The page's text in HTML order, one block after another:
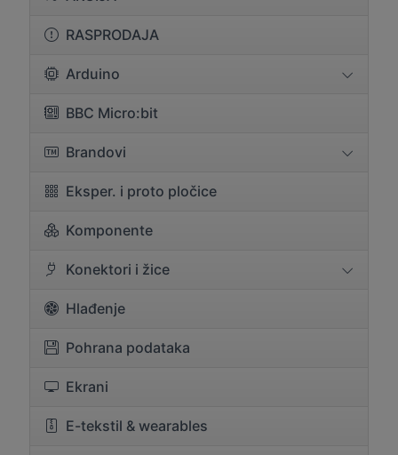
RASPRODAJA
Arduino
BBC Micro:bit
Brandovi
Eksper. i proto pločice
Komponente
Konektori i žice
Hlađenje
Pohrana podataka
Ekrani
E-tekstil & wearables